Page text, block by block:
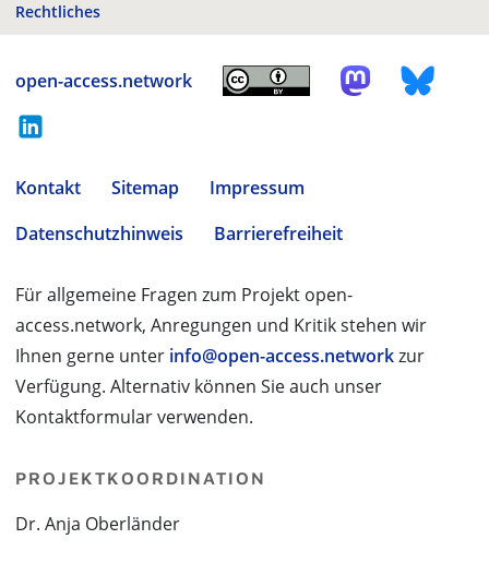
Rechtliches
open-access.network
Kontakt Sitemap
Impressum
Datenschutzhinweis
Barrierefreiheit
Für allgemeine Fragen zum Projekt open-
access.network, Anregungen und Kritik stehen wir
Ihnen gerne unter info@open-access.networkzur
Verfügung. Alternativ können Sie auch unser
Kontaktformular verwenden.
PROJEKTKOORDINATION
Dr. Anja Oberländer